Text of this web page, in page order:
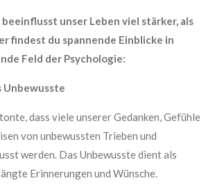
unser Leben viel stärker, als
findest du spannende Einblicke in
Feld der Psychologie:
Unbewusste
dass viele unserer Gedanken, Gefühle
von unbewussten Trieben und
werden. Das Unbewusste dient als
Erinnerungen und Wünsche.